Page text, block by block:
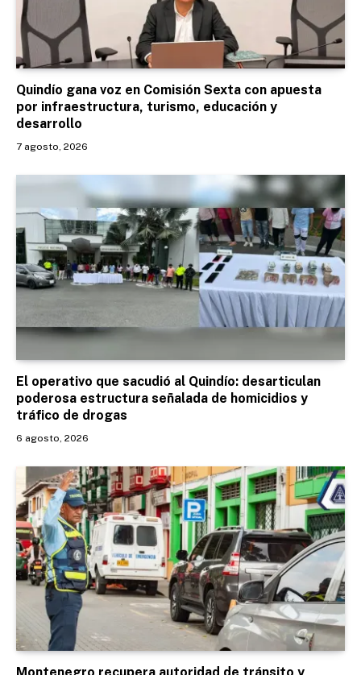
Quindío gana voz en Comisión Sexta con apuesta
por infraestructura, turismo, educación y
desarrollo
7 agosto, 2026
El operativo que sacudió al Quindío: desarticulan
poderosa estructura señalada de homicidios y
tráfico de drogas
6 agosto, 2026